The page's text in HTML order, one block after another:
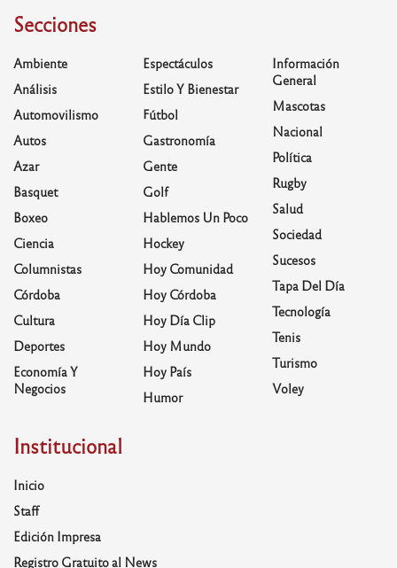
Secciones
Ambiente
Análisis
Automovilismo
Autos
Azar
Basquet
Boxeo
Ciencia
Columnistas
Córdoba
Cultura
Deportes
Economía Y
Negocios
Espectáculos
Estilo Y Bienestar
Fútbol
Gastronomía
Gente
Golf
Hablemos Un Poco
Hockey
Hoy Comunidad
Hoy Córdoba
Hoy Día Clip
Hoy Mundo
Hoy País
Humor
Información
General
Mascotas
Nacional
Política
Rugby
Salud
Sociedad
Sucesos
Tapa Del Día
Tecnología
Tenis
Turismo
Voley
Institucional
Inicio
Staff
Edición Impresa
Registro Gratuito al News